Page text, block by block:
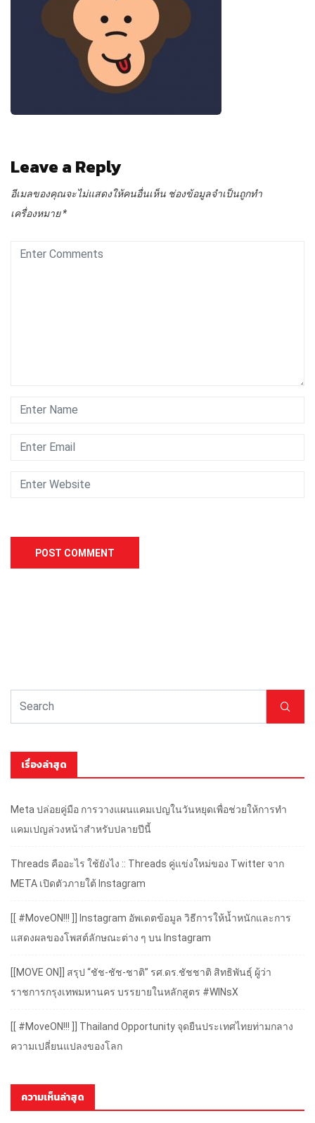
Leave a Reply
อีเมลของคุณจะไม่แสดงให้คนอื่นเห็น ช่องข้อมูลจำเป็นถูกทำ
เครื่องหมาย*
เรื่องล่าสุด
Meta ปล่อยคู่มือ การวางแผนแคมเปญในวันหยุดเพื่อช่วยให้การทำ
แคมเปญล่วงหน้าสำหรับปลายปีนี้
Threads คืออะไร ใช้ยังไง :: Threads คู่แข่งใหม่ของ Twitter จาก
META เปิดตัวภายใต้ Instagram
[[ #MoveON!!! ]] Instagram อัพเดตข้อมูล วิธีการให้น้ำหนักและการ
แสดงผลของโพสต์ลักษณะต่าง ๆ บน Instagram
[[MOVE ON]] สรุป “ชัช-ชัช-ชาติ” รศ.ดร.ชัชชาติ สิทธิพันธุ์ ผู้ว่า
ราชการกรุงเทพมหานคร บรรยายในหลักสูตร #WINsX
[[ #MoveON!!! ]] Thailand Opportunity จุดยืนประเทศไทยท่ามกลาง
ความเปลี่ยนแปลงของโลก
ความเห็นล่าสุด